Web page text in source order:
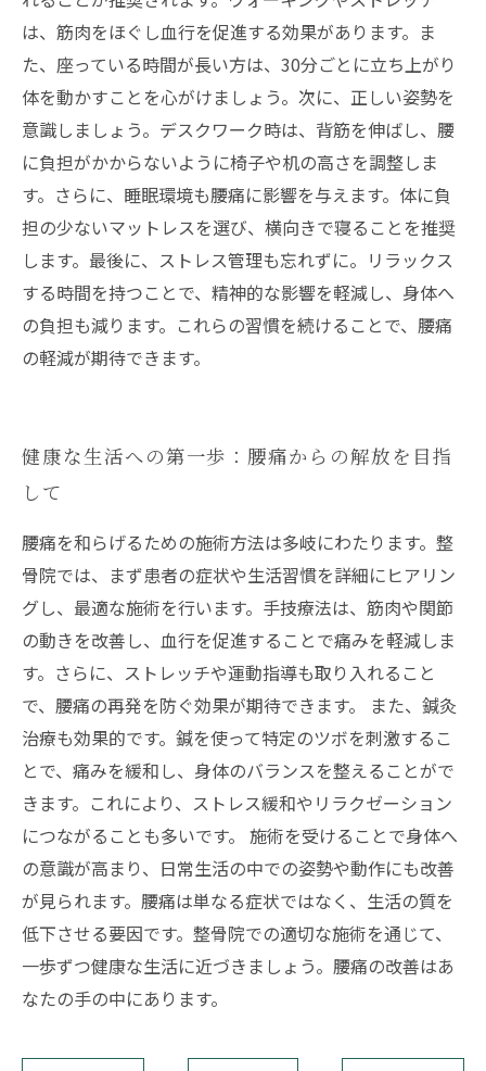
は、筋肉をほぐし血行を促進する効果があります。ま
た、座っている時間が長い方は、30分ごとに立ち上がり
体を動かすことを心がけましょう。次に、正しい姿勢を
意識しましょう。デスクワーク時は、背筋を伸ばし、腰
に負担がかからないように椅子や机の高さを調整しま
す。さらに、睡眠環境も腰痛に影響を与えます。体に負
担の少ないマットレスを選び、横向きで寝ることを推奨
します。最後に、ストレス管理も忘れずに。リラックス
する時間を持つことで、精神的な影響を軽減し、身体へ
の負担も減ります。これらの習慣を続けることで、腰痛
の軽減が期待できます。
健康な生活への第一歩：腰痛からの解放を目指
して
腰痛を和らげるための施術方法は多岐にわたります。整
骨院では、まず患者の症状や生活習慣を詳細にヒアリン
グし、最適な施術を行います。手技療法は、筋肉や関節
の動きを改善し、血行を促進することで痛みを軽減しま
す。さらに、ストレッチや運動指導も取り入れること
で、腰痛の再発を防ぐ効果が期待できます。 また、鍼灸
治療も効果的です。鍼を使って特定のツボを刺激するこ
とで、痛みを緩和し、身体のバランスを整えることがで
きます。これにより、ストレス緩和やリラクゼーション
につながることも多いです。 施術を受けることで身体へ
の意識が高まり、日常生活の中での姿勢や動作にも改善
が見られます。腰痛は単なる症状ではなく、生活の質を
低下させる要因です。整骨院での適切な施術を通じて、
一歩ずつ健康な生活に近づきましょう。腰痛の改善はあ
なたの手の中にあります。